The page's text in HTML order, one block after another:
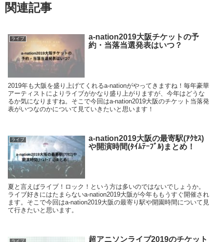
関連記事
ライブ
a-nation2019大阪チケットの予
約・当落当選発表はいつ？
2019年も大阪を盛り上げてくれるa-nationがやってきますね！毎年豪華
アーティストによりライブがかなり盛り上がりますが、今年はどうな
るか気になりますね。そこで今回はa-nation2019大阪のチケット当落発
表がいつなのかについて見ていきたいと思います！
ライブ
a-nation2019大阪の最寄駅(ｱｸｾｽ)
や開演時間(ﾀｲﾑﾃｰﾌﾞﾙ)まとめ！
夏と言えばライブ！ロック！という方は多いのではないでしょうか。
ライブ好きにはたまらないa-nation2019大阪が今年ももうすぐ開催され
ます。そこで今回はa-nation2019大阪の最寄り駅や開園時間について見
て行きたいと思います。
ライブ
超アニソンライブ2019のチケット